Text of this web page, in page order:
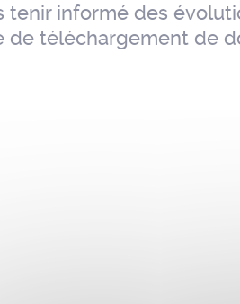
tenir informé des
téléchargement de